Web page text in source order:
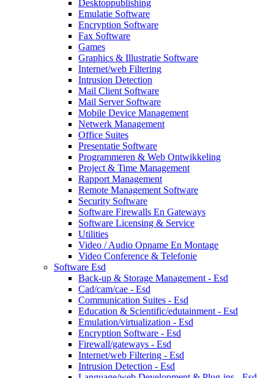
Desktoppublishing
Emulatie Software
Encryption Software
Fax Software
Games
Graphics & Illustratie Software
Internet/web Filtering
Intrusion Detection
Mail Client Software
Mail Server Software
Mobile Device Management
Netwerk Management
Office Suites
Presentatie Software
Programmeren & Web Ontwikkeling
Project & Time Management
Rapport Management
Remote Management Software
Security Software
Software Firewalls En Gateways
Software Licensing & Service
Utilities
Video / Audio Opname En Montage
Video Conference & Telefonie
Software Esd
Back-up & Storage Management - Esd
Cad/cam/cae - Esd
Communication Suites - Esd
Education & Scientific/edutainment - Esd
Emulation/virtualization - Esd
Encryption Software - Esd
Firewall/gateways - Esd
Internet/web Filtering - Esd
Intrusion Detection - Esd